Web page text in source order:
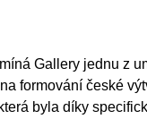
Gallery jednu z
formování české
byla díky